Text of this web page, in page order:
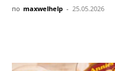
по maxwelhelp - 25.05.2026